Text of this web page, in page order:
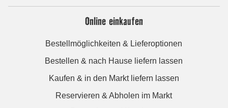
Online einkaufen
Bestellmöglichkeiten & Lieferoptionen
Bestellen & nach Hause liefern lassen
Kaufen & in den Markt liefern lassen
Reservieren & Abholen im Markt